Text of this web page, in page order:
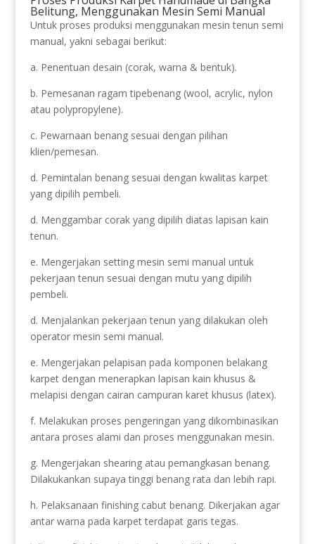
Belitung, Menggunakan Mesin Semi Manual
Untuk proses produksi menggunakan mesin tenun semi
manual, yakni sebagai berikut:
a. Penentuan desain (corak, warna & bentuk).
b. Pemesanan ragam tipebenang (wool, acrylic, nylon
atau polypropylene).
c. Pewarnaan benang sesuai dengan pilihan
klien/pemesan.
d. Pemintalan benang sesuai dengan kwalitas karpet
yang dipilih pembeli.
d. Menggambar corak yang dipilih diatas lapisan kain
tenun.
e. Mengerjakan setting mesin semi manual untuk
pekerjaan tenun sesuai dengan mutu yang dipilih
pembeli.
d. Menjalankan pekerjaan tenun yang dilakukan oleh
operator mesin semi manual.
e. Mengerjakan pelapisan pada komponen belakang
karpet dengan menerapkan lapisan kain khusus &
melapisi dengan cairan campuran karet khusus (latex).
f. Melakukan proses pengeringan yang dikombinasikan
antara proses alami dan proses menggunakan mesin.
g. Mengerjakan shearing atau pemangkasan benang.
Dilakukankan supaya tinggi benang rata dan lebih rapi.
h. Pelaksanaan finishing cabut benang. Dikerjakan agar
antar warna pada karpet terdapat garis tegas.